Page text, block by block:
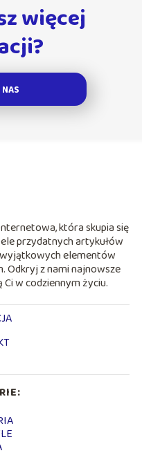
więcej
która skupia się
przydatnych artykułów
elementów
Odkryj z nami najnowsze
w codziennym życiu.